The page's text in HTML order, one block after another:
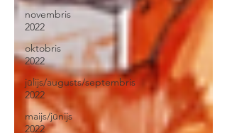
novembris
2022
oktobris
2022
jūlijs/augusts/septembris
2022
maijs/jūnijs
2022